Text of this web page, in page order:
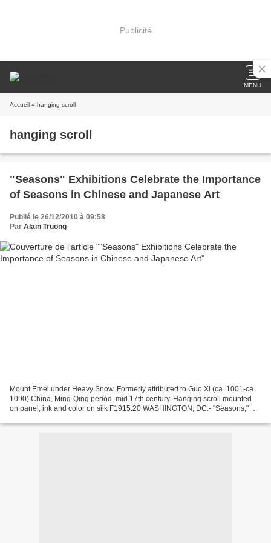
Publicité
MENU
Accueil » hanging scroll
hanging scroll
"Seasons" Exhibitions Celebrate the Importance
of Seasons in Chinese and Japanese Art
Publié le 26/12/2010 à 09:58
Par Alain Truong
Mount Emei under Heavy Snow. Formerly attributed to Guo Xi (ca. 1001-ca.
1090) China, Ming-Qing period, mid 17th century. Hanging scroll mounted
on panel; ink and color on silk F1915.20 WASHINGTON, DC.- "Seasons," a